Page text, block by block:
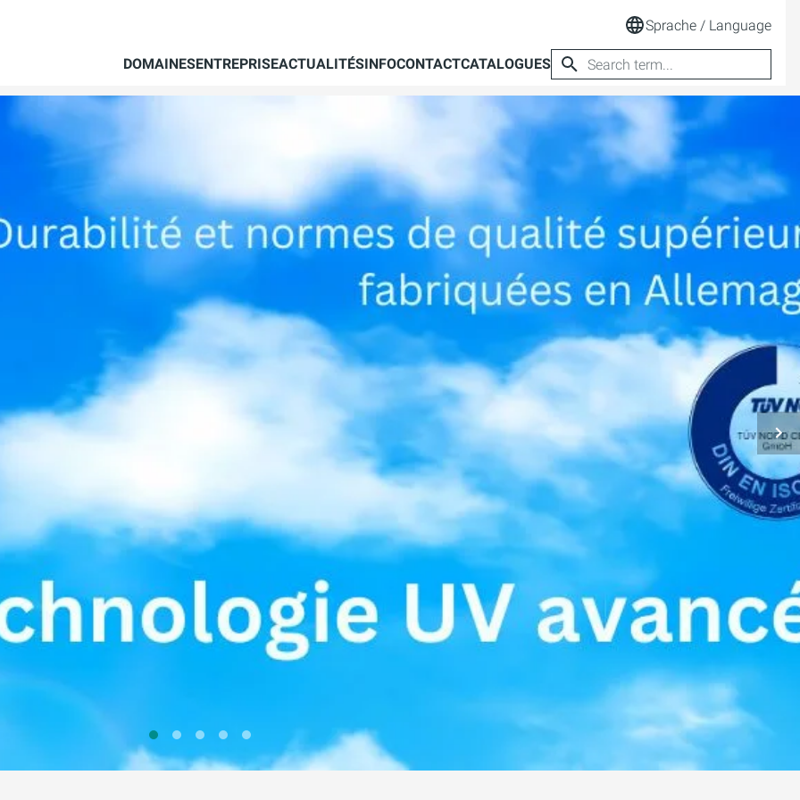
Sprache / Language
DOMAINESENTREPRISEACTUALITÉSINFOCONTACTCATALOGUES